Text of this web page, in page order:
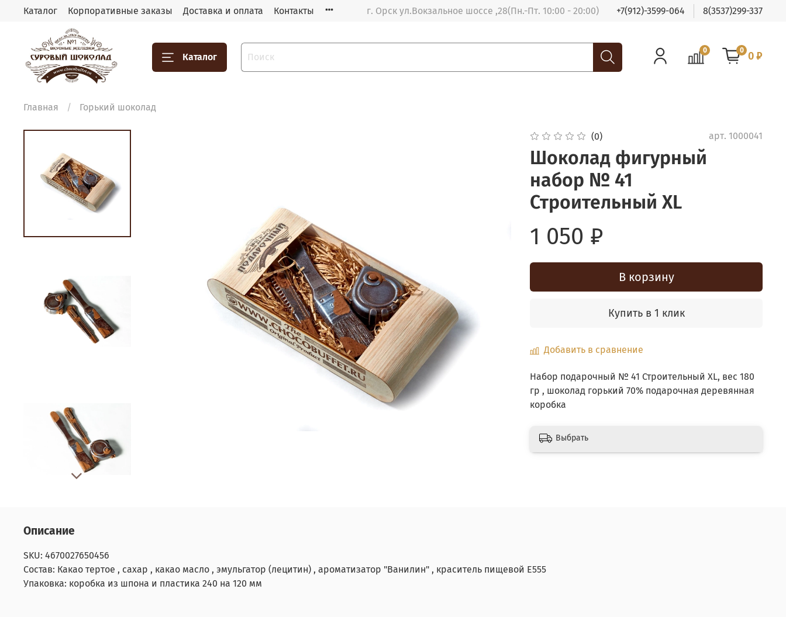
Каталог Корпоративные заказы Доставка и оплата Контакты г. Орск ул.Вокзальное шоссе ,28(Пн.-Пт. 10:00 - 20:00) +7(912)-3599-064 8(3537)299-337
Каталог
0 0 0 ₽
Главная Горький шоколад
(0) арт. 1000041
Шоколад фигурный
набор № 41
Строительный XL
1 050 ₽
В корзину
Купить в 1 клик
Добавить в сравнение
Набор подарочный № 41 Строительный XL, вес 180
гр , шоколад горький 70% подарочная деревянная
коробка
Выбрать
Описание
SKU: 4670027650456
Состав: Какао тертое , сахар , какао масло , эмульгатор (лецитин) , ароматизатор "Ванилин" , краситель пищевой Е555
Упаковка: коробка из шпона и пластика 240 на 120 мм